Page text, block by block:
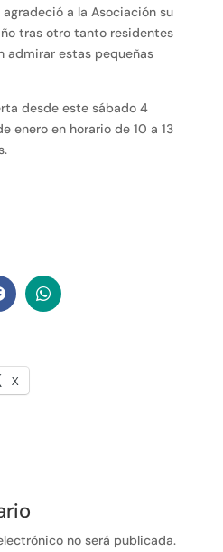
a la Asociación su
tras otro tanto residentes
admirar estas pequeñas
desde este sábado 4
enero en horario de 10 a 13
X
no será publicada.